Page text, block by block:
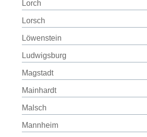
Lorch
Lorsch
Löwenstein
Ludwigsburg
Magstadt
Mainhardt
Malsch
Mannheim